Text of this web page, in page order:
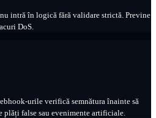
intră în logică fără validare strictă. Previne
DoS.
urile verifică semnătura înainte să
false sau evenimente artificiale.